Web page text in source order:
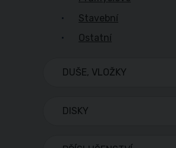
Stavební
Ostatní
DUŠE, VLOŽKY
DISKY